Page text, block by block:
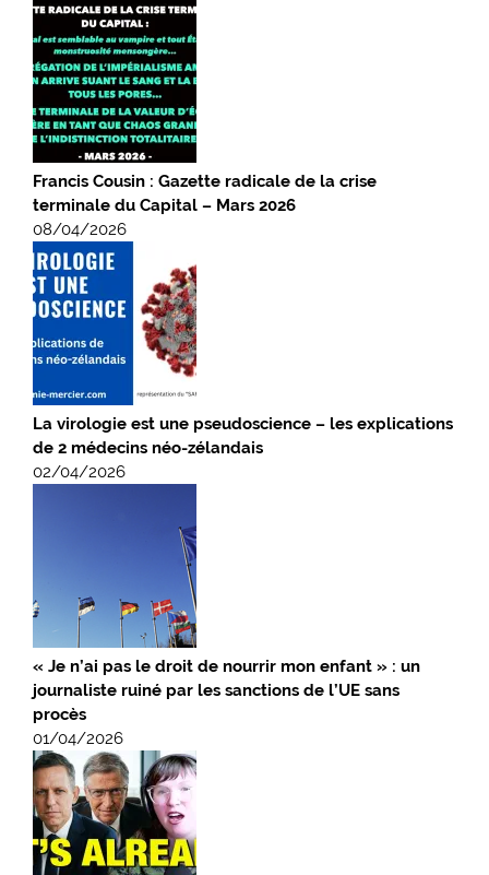
Francis Cousin : Gazette radicale de la crise
terminale du Capital – Mars 2026
08/04/2026
La virologie est une pseudoscience – les explications
de 2 médecins néo-zélandais
02/04/2026
« Je n’ai pas le droit de nourrir mon enfant » : un
journaliste ruiné par les sanctions de l’UE sans
procès
01/04/2026